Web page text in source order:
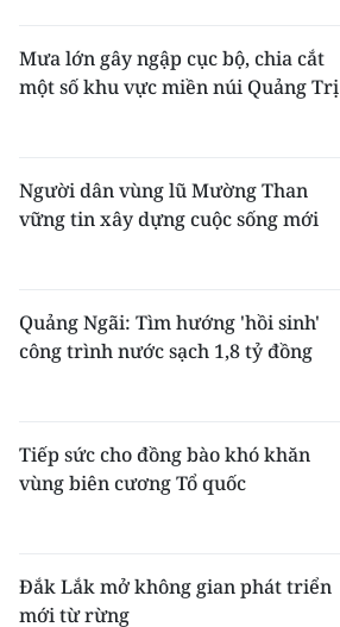
Mưa lớn gây ngập cục bộ, chia cắt
một số khu vực miền núi Quảng Trị
Người dân vùng lũ Mường Than
vững tin xây dựng cuộc sống mới
Quảng Ngãi: Tìm hướng 'hồi sinh'
công trình nước sạch 1,8 tỷ đồng
Tiếp sức cho đồng bào khó khăn
vùng biên cương Tổ quốc
Đắk Lắk mở không gian phát triển
mới từ rừng